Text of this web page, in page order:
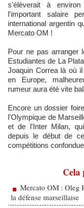
s'élèverait à
l'important salaire
international argentin
Mercato OM !
Pour ne pas arranger
Estudiantes de La
Joaquin Correa là où
en Europe,
rumeur aura été vite
Encore un dossier
l'Olympique de
et de l'Inter Milan,
depuis le début de
compétitions
Cela
Mercato OM : Oleg
la défense marseillaise